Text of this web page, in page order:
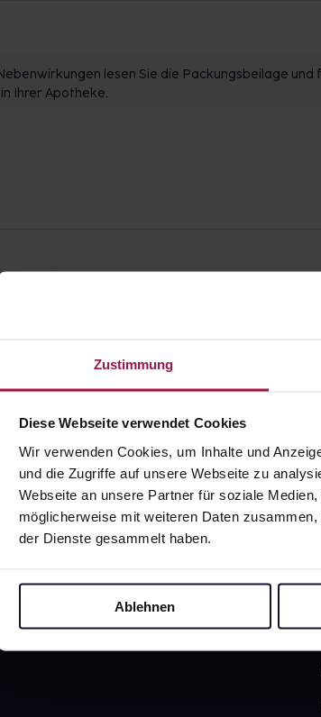
Zustimmung
Diese Webseite verwendet Cookies
Wir verwenden Cookies, um Inhalte und
und die Zugriffe auf unsere Webseite zu
Webseite an unsere Partner für soziale
möglicherweise mit weiteren Daten
der Dienste gesammelt haben.
Ablehnen
lesen Sie die Packungsbeilage und
Ihrer Apotheke.
Bestellung?